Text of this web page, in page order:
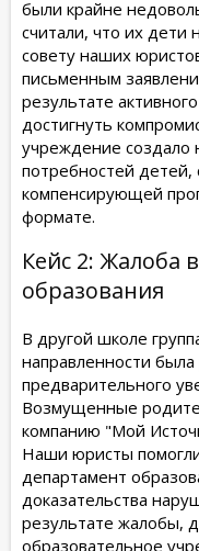
были крайне
считали, что их
совету наших
письменным
результате
достигнуть
учреждение создало
потребностей детей,
компенсирующей
формате.
Кейс 2: Жалоба
образования
В другой школе
направленности
предварительного
Возмущенные
компанию "Мой
Наши юристы
департамент
доказательства
результате жалобы,
образовательное